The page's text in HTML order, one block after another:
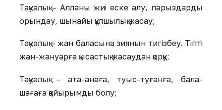
Тақуалық – Алланы жиі еске алу, парыздарды
орындау, шынайы құлшылық жасау;
Тақуалық – жан баласына зиянын тигізбеу. Тіпті
жан-жануарға қысастық жасаудан қорқу;
Тақуалық – ата-анаға, туыс-туғанға, бала-
шағаға қайырымды болу;